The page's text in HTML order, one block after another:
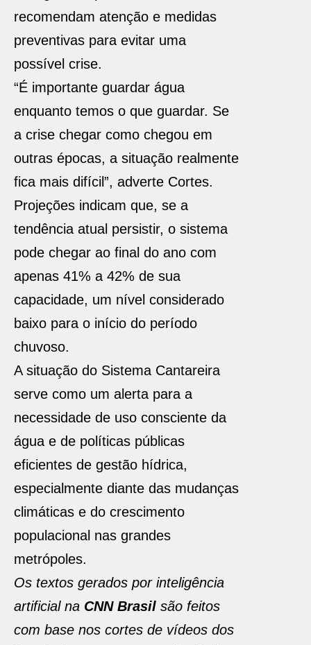
recomendam atenção e medidas
preventivas para evitar uma
possível crise.
“É importante guardar água
enquanto temos o que guardar. Se
a crise chegar como chegou em
outras épocas, a situação realmente
fica mais difícil”, adverte Cortes.
Projeções indicam que, se a
tendência atual persistir, o sistema
pode chegar ao final do ano com
apenas 41% a 42% de sua
capacidade, um nível considerado
baixo para o início do período
chuvoso.
A situação do Sistema Cantareira
serve como um alerta para a
necessidade de uso consciente da
água e de políticas públicas
eficientes de gestão hídrica,
especialmente diante das mudanças
climáticas e do crescimento
populacional nas grandes
metrópoles.
Os textos gerados por inteligência
artificial na CNN Brasil são feitos
com base nos cortes de vídeos dos